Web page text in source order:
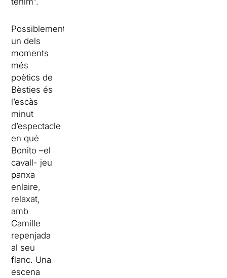
Possiblement
un dels
moments
més
poètics de
Bèsties és
l’escàs
minut
d’espectacle
en què
Bonito –el
cavall- jeu
panxa
enlaire,
relaxat,
amb
Camille
repenjada
al seu
flanc. Una
escena